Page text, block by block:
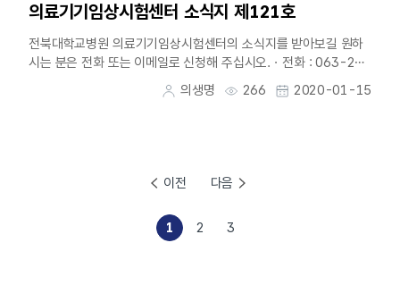
의료기기임상시험센터 소식지 제121호
전북대학교병원 의료기기임상시험센터의 소식지를 받아보길 원하
시는 분은 전화 또는 이메일로 신청해 주십시오.ㆍ전화 : 063-259
-3460ㆍ이메일 : ealee@mdctc.or.k...
의생명 266 2020-01-15
이전
1 2 3
다음